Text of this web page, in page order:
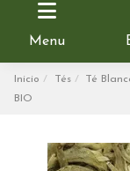
Menu
Inicio Tés Té
BIO